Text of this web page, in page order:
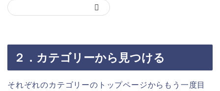
２．カテゴリーから見つける
それぞれのカテゴリーのトップページからもう一度目